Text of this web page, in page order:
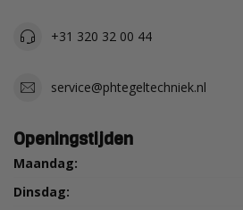
+31 320 32 00 44
service@phtegeltechniek.nl
Openingstijden
Maandag:
Dinsdag: